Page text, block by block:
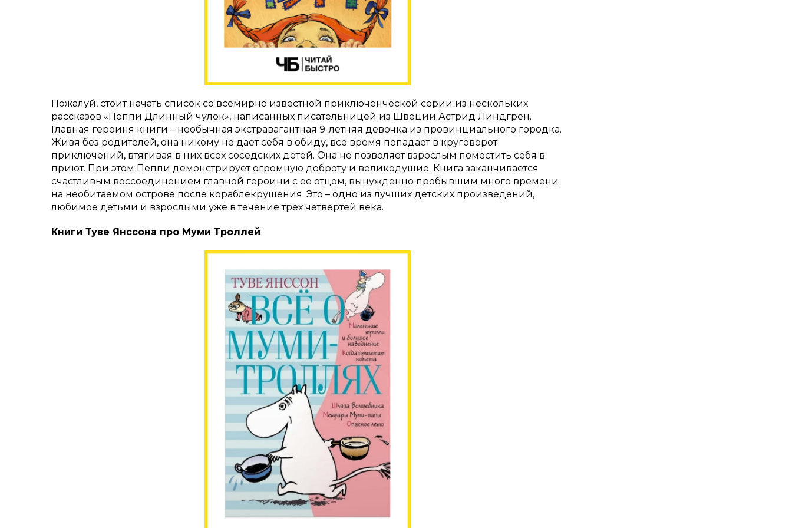
Пожалуй, стоит начать список со всемирно известной приключенческой серии из нескольких
рассказов «Пеппи Длинный чулок», написанных писательницей из Швеции Астрид Линдгрен.
Главная героиня книги – необычная экстравагантная 9-летняя девочка из провинциального городка.
Живя без родителей, она никому не дает себя в обиду, все время попадает в круговорот
приключений, втягивая в них всех соседских детей. Она не позволяет взрослым поместить себя в
приют. При этом Пеппи демонстрирует огромную доброту и великодушие. Книга заканчивается
счастливым воссоединением главной героини с ее отцом, вынужденно пробывшим много времени
на необитаемом острове после кораблекрушения. Это – одно из лучших детских произведений,
любимое детьми и взрослыми уже в течение трех четвертей века.
Книги Туве Янссона про Муми Троллей